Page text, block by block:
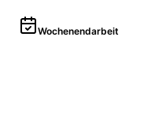
Wochenendarbeit